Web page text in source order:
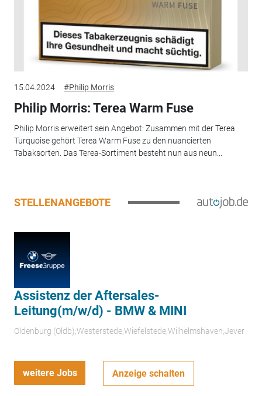
15.04.2024 #Philip Morris
Philip Morris: Terea Warm Fuse
Philip Morris erweitert sein Angebot: Zusammen mit der Terea
Turquoise gehört Terea Warm Fuse zu den nuancierten
Tabaksorten. Das Terea-Sortiment besteht nun aus neun...
STELLENANGEBOTE
Assistenz der Aftersales-
Leitung(m/w/d) - BMW & MINI
Oldenburg (Oldb);Westerstede;Wiefelstede;Wilhelmshaven;Jever
weitere Jobs Anzeige schalten